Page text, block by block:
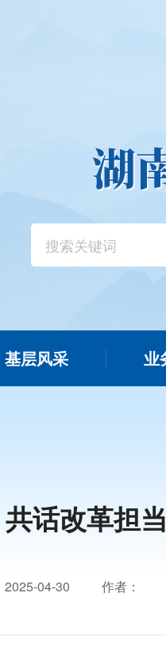
基层风采 业
话改革担
2025-04-30 作者：